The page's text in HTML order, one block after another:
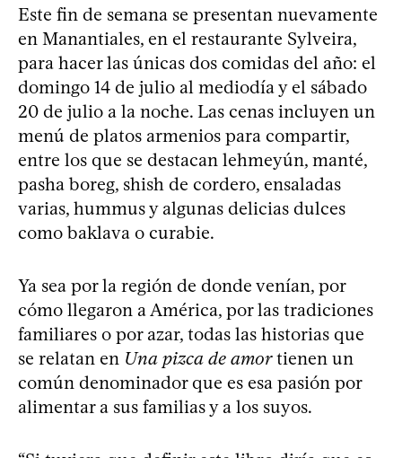
Este fin de semana se presentan nuevamente
en Manantiales, en el restaurante Sylveira,
para hacer las únicas dos comidas del año: el
domingo 14 de julio al mediodía y el sábado
20 de julio a la noche. Las cenas incluyen un
menú de platos armenios para compartir,
entre los que se destacan lehmeyún, manté,
pasha boreg, shish de cordero, ensaladas
varias, hummus y algunas delicias dulces
como baklava o curabie.
Ya sea por la región de donde venían, por
cómo llegaron a América, por las tradiciones
familiares o por azar, todas las historias que
se relatan en Una pizca de amortienen un
común denominador que es esa pasión por
alimentar a sus familias y a los suyos.